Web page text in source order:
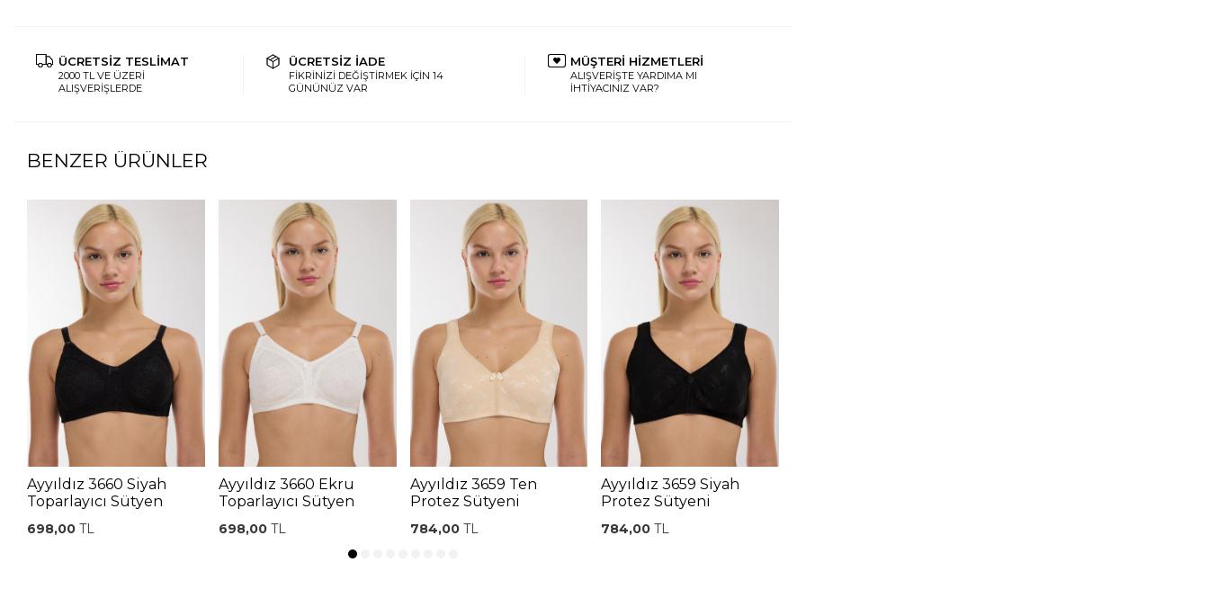
ÜCRETSİZ TESLİMAT
2000 TL VE ÜZERİ
ALIŞVERİŞLERDE
ÜCRETSİZ İADE
FİKRİNİZİ DEĞİŞTİRMEK İÇİN 14
GÜNÜNÜZ VAR
MÜŞTERİ HİZMETLERİ
ALIŞVERİŞTE YARDIMA MI
İHTİYACINIZ VAR?
BENZER ÜRÜNLER
Ayyıldız 3660 Siyah
Toparlayıcı Sütyen
698,00 TL
Ayyıldız 3660 Ekru
Toparlayıcı Sütyen
698,00TL
Ayyıldız 3659 Ten
Protez Sütyeni
784,00TL
Ayyıldız 3659 Siyah
Protez Sütyeni
784,00 TL